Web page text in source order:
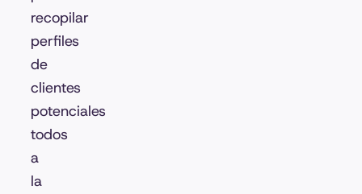
recopilar
perfiles
de
clientes
potenciales
todos
a
la